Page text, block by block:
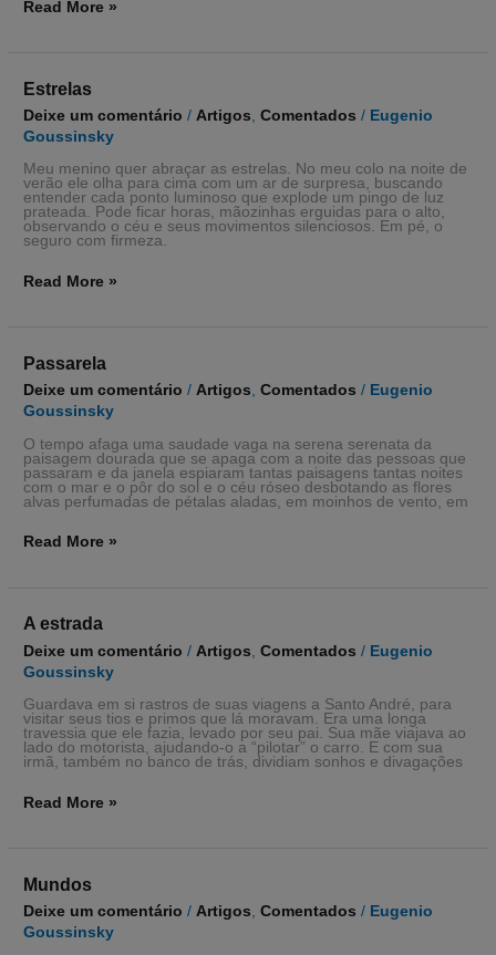
Read More »
Estrelas
Deixe um comentário / Artigos ,Comentados / Eugenio
Goussinsky
Meu menino quer abraçar as estrelas. No meu colo na noite de
verão ele olha para cima com um ar de surpresa, buscando
entender cada ponto luminoso que explode um pingo de luz
prateada. Pode ficar horas, mãozinhas erguidas para o alto,
observando o céu e seus movimentos silenciosos. Em pé, o
seguro com firmeza.
Estrelas
Read More »
Passarela
Deixe um comentário /Artigos,Comentados / Eugenio
Goussinsky
O tempo afaga uma saudade vaga na serena serenata da
paisagem dourada que se apaga com a noite das pessoas que
passaram e da janela espiaram tantas paisagens tantas noites
com o mar e o pôr do sol e o céu róseo desbotando as flores
alvas perfumadas de pétalas aladas, em moinhos de vento, em
Passarela
Read More »
A estrada
Deixe um comentário / Artigos ,Comentados / Eugenio
Goussinsky
Guardava em si rastros de suas viagens a Santo André, para
visitar seus tios e primos que lá moravam. Era uma longa
travessia que ele fazia, levado por seu pai. Sua mãe viajava ao
lado do motorista, ajudando-o a “pilotar” o carro. E com sua
irmã, também no banco de trás, dividiam sonhos e divagações
A
estrada
Read More »
Mundos
Deixe um comentário /Artigos,Comentados / Eugenio
Goussinsky
Mundos